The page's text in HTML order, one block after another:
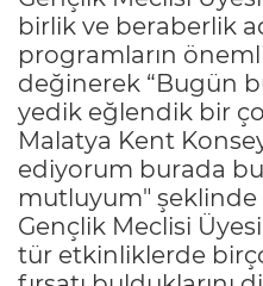
birlik ve beraberlik
programların
değinerek “Bugün
yedik eğlendik bir
Malatya Kent
ediyorum burada
mutluyum" şeklinde
Gençlik Meclisi
tür etkinliklerde